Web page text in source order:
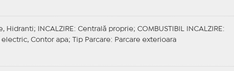
Hidranti; INCALZIRE : Centrală proprie; COMBUSTIBIL INCALZIRE :
electric, Contor apa; Tip Parcare: Parcare exterioara